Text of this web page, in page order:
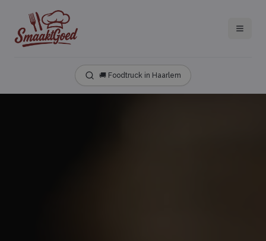
🚚 Foodtruck in Haarlem